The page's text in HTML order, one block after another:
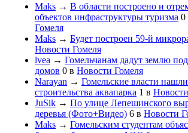
Maks → В области построено и
объектов инфраструктуры туризма 0
Гомеля
Maks → Будет построен 59-й
Новости Гомеля
lvea → Гомельчанам дадут землю
домов 0 в Новости Гомеля
Narayan → Гомельские власти
строительства аквапарка 1 в
JuSik → По улице Лепешинского
деревья (Фото+Видео) 6 в Новости
Maks → Гомельским студентам